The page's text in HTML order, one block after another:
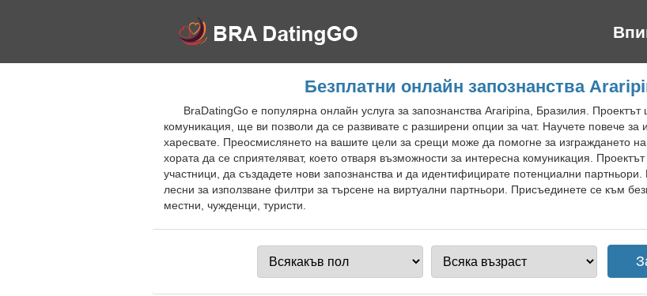
Безплатни онлайн запознанства
BraDatingGo е популярна онлайн услуга за запознанства Araripina, Бразилия.
комуникация, ще ви позволи да се развивате с разширени опции за чат. Научете повече за
харесвате. Преосмислянето на вашите цели за срещи може да помогне за изграждането
хората да се сприятеляват, което отваря възможности за интересна комуникация.
участници, да създадете нови запознанства и да идентифицирате потенциални
лесни за използване филтри за търсене на виртуални партньори. Присъединете се към
местни, чужденци, туристи.